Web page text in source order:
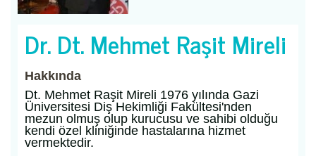
Dr. Dt. Mehmet Raşit Mireli
Hakkında
Dt. Mehmet Raşit Mireli 1976 yılında Gazi
Üniversitesi Diş Hekimliği Fakültesi'nden
mezun olmuş olup kurucusu ve sahibi olduğu
kendi özel kliniğinde hastalarına hizmet
vermektedir.